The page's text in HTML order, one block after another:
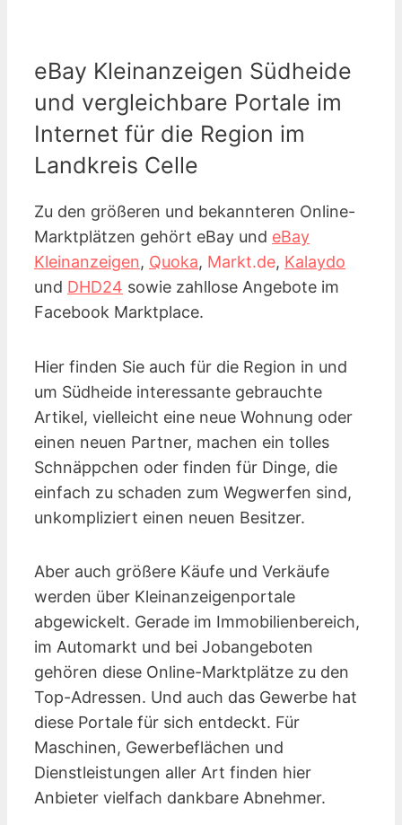
eBay Kleinanzeigen Südheide
und vergleichbare Portale im
Internet für die Region im
Landkreis Celle
Zu den größeren und bekannteren Online-
Marktplätzen gehört eBay und eBay
Kleinanzeigen, Quoka, Markt.de, Kalaydo
und DHD24 sowie zahllose Angebote im
Facebook Marktplace.
Hier finden Sie auch für die Region in und
um Südheide interessante gebrauchte
Artikel, vielleicht eine neue Wohnung oder
einen neuen Partner, machen ein tolles
Schnäppchen oder finden für Dinge, die
einfach zu schaden zum Wegwerfen sind,
unkompliziert einen neuen Besitzer.
Aber auch größere Käufe und Verkäufe
werden über Kleinanzeigen­portale
abgewickelt. Gerade im Immobilienbereich,
im Automarkt und bei Jobangeboten
gehören diese Online-Marktplätze zu den
Top-Adressen. Und auch das Gewerbe hat
diese Portale für sich entdeckt. Für
Maschinen, Gewerbeflächen und
Dienstleistungen aller Art finden hier
Anbieter vielfach dankbare Abnehmer.